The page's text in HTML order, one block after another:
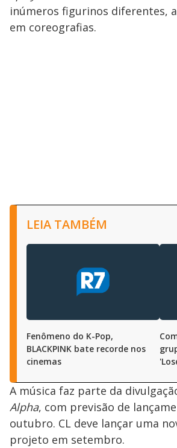
inúmeros figurinos diferentes,
em coreografias.
LEIA TAMBÉM
Fenômeno do K-Pop,
BLACKPINK bate recorde nos
cinemas
A música faz parte da
Alpha, com previsão de
outubro. CL deve lançar uma
projeto em setembro.